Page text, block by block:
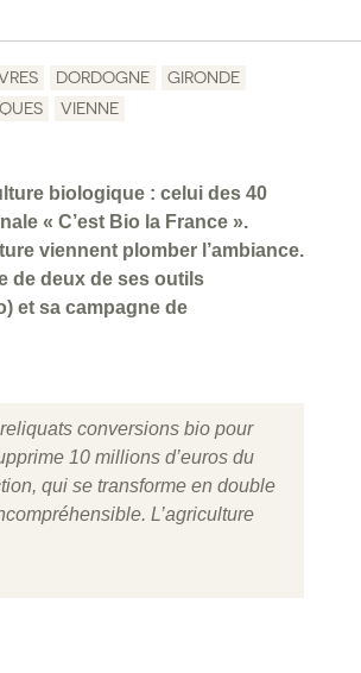
DORDOGNE
GIRONDE
VIENNE
biologique : celui des 40
« C’est Bio la France ».
viennent plomber l’ambiance.
de deux de ses outils
et sa campagne de
conversions bio pour
10 millions d’euros du
qui se transforme en double
L’agriculture